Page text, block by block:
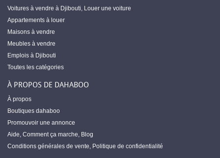
Voitures à vendre à Djibouti, Louer une voiture
Appartements à louer
Maisons à vendre
Meubles à vendre
Emplois à Djibouti
Toutes les catégories
À PROPOS DE DAHABOO
À propos
Boutiques dahaboo
Promouvoir une annonce
Aide, Comment ça marche, Blog
Conditions générales de vente, Politique de confidentialité